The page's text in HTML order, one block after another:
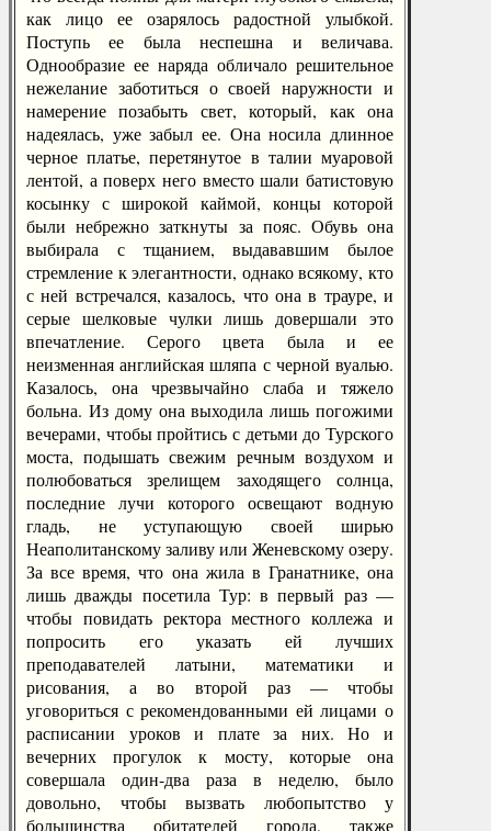
как лицо ее озарялось радостной улыбкой.
Поступь ее была неспешна и величава.
Однообразие ее наряда обличало решительное
нежелание заботиться о своей наружности и
намерение позабыть свет, который, как она
надеялась, уже забыл ее. Она носила длинное
черное платье, перетянутое в талии муаровой
лентой, а поверх него вместо шали батистовую
косынку с широкой каймой, концы которой
были небрежно заткнуты за пояс. Обувь она
выбирала с тщанием, выдававшим былое
стремление к элегантности, однако всякому, кто
с ней встречался, казалось, что она в трауре, и
серые шелковые чулки лишь довершали это
впечатление. Серого цвета была и ее
неизменная английская шляпа с черной вуалью.
Казалось, она чрезвычайно слаба и тяжело
больна. Из дому она выходила лишь погожими
вечерами, чтобы пройтись с детьми до Турского
моста, подышать свежим речным воздухом и
полюбоваться зрелищем заходящего солнца,
последние лучи которого освещают водную
гладь, не уступающую своей ширью
Неаполитанскому заливу или Женевскому озеру.
За все время, что она жила в Гранатнике, она
лишь дважды посетила Тур: в первый раз —
чтобы повидать ректора местного коллежа и
попросить его указать ей лучших
преподавателей латыни, математики и
рисования, а во второй раз — чтобы
уговориться с рекомендованными ей лицами о
расписании уроков и плате за них. Но и
вечерних прогулок к мосту, которые она
совершала один-два раза в неделю, было
довольно, чтобы вызвать любопытство у
большинства обитателей города, также